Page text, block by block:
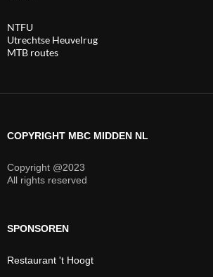
NTFU
Utrechtse Heuvelrug
MTB routes
COPYRIGHT MBC MIDDEN NL
Copyright @2023
All rights reserved
SPONSOREN
Restaurant 't Hoogt